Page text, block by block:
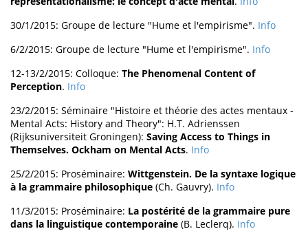
30/1/2015: Groupe de lecture "Hume et l'empirisme". Info
6/2/2015: Groupe de lecture "Hume et l'empirisme". Info
12-13/2/2015: Colloque: The Phenomenal Content of
Perception. Info
23/2/2015: Séminaire "Histoire et théorie des actes mentaux -
Mental Acts: History and Theory": H.T. Adrienssen
(Rijksuniversiteit Groningen): Saving Access to Things in
Themselves. Ockham on Mental Acts. Info
25/2/2015: Proséminaire: Wittgenstein. De la syntaxe logique
à la grammaire philosophique (Ch. Gauvry). Info
11/3/2015: Proséminaire: La postérité de la grammaire pure
dans la linguistique contemporaine (B. Leclerq). Info